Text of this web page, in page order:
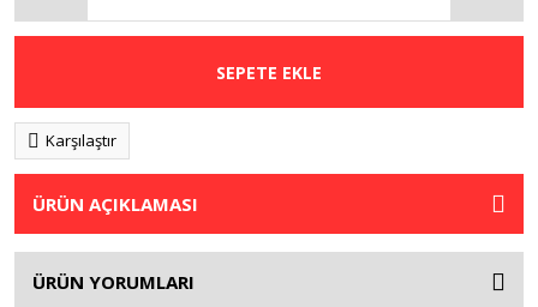
SEPETE EKLE
Karşılaştır
ÜRÜN AÇIKLAMASI
ÜRÜN YORUMLARI